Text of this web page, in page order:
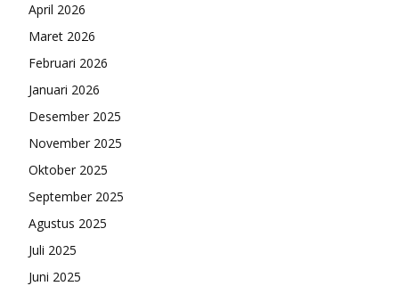
April 2026
Maret 2026
Februari 2026
Januari 2026
Desember 2025
November 2025
Oktober 2025
September 2025
Agustus 2025
Juli 2025
Juni 2025